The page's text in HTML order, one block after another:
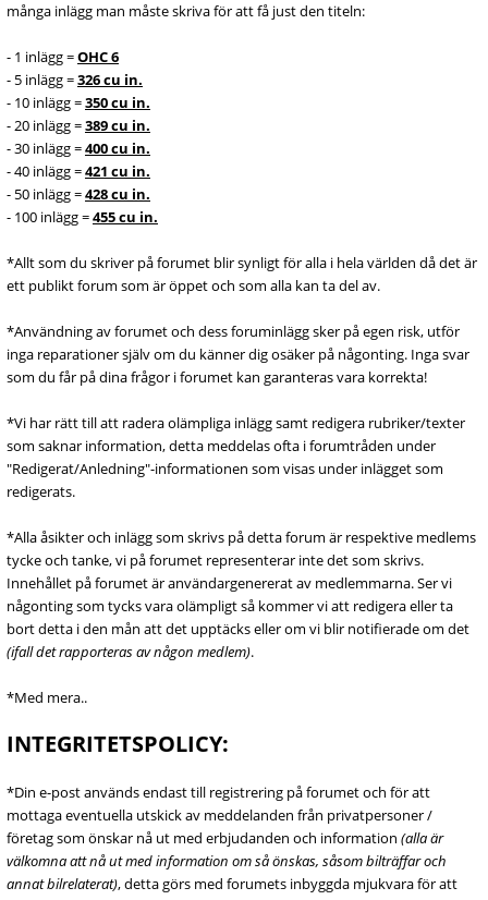
många inlägg man måste skriva för att få just den titeln:
- 1 inlägg =OHC 6
- 5 inlägg =326 cu in.
- 10 inlägg =350 cu in.
- 20 inlägg =389 cu in.
- 30 inlägg =400 cu in.
- 40 inlägg =421 cu in.
- 50 inlägg =428 cu in.
- 100 inlägg =455 cu in.
*Allt som du skriver på forumet blir synligt för alla i hela världen då det är
ett publikt forum som är öppet och som alla kan ta del av.
*Användning av forumet och dess foruminlägg sker på egen risk, utför
inga reparationer själv om du känner dig osäker på någonting. Inga svar
som du får på dina frågor i forumet kan garanteras vara korrekta!
*Vi har rätt till att radera olämpliga inlägg samt redigera rubriker/texter
som saknar information, detta meddelas ofta i forumtråden under
"Redigerat/Anledning"-informationen som visas under inlägget som
redigerats.
*Alla åsikter och inlägg som skrivs på detta forum är respektive medlems
tycke och tanke, vi på forumet representerar inte det som skrivs.
Innehållet på forumet är användargenererat av medlemmarna. Ser vi
någonting som tycks vara olämpligt så kommer vi att redigera eller ta
bort detta i den mån att det upptäcks eller om vi blir notifierade om det
(ifall det rapporteras av någon medlem).
*Med mera..
INTEGRITETSPOLICY:
*Din e-post används endast till registrering på forumet och för att
mottaga eventuella utskick av meddelanden från privatpersoner /
företag som önskar nå ut med erbjudanden och information (alla är
välkomna att nå ut med information om så önskas, såsom bilträffar och
annat bilrelaterat), detta görs med forumets inbyggda mjukvara för att